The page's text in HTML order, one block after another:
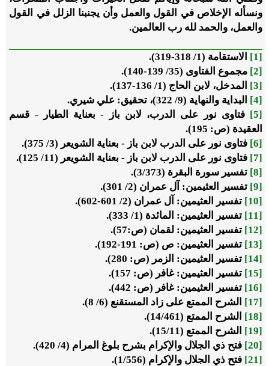
ونسأله الإخلاص في القول والعمل وأن يجنبنا الزلل في القول
والعمل، والحمد لله رب العالمين.
[1]
الاستقامة (1/ 318-319).
[2]
مجموع الفتاوى (35/ 139-140).
[3]
المدخل، لابن الحاج (1/ 136-137).
[4]
البداية والنهاية (9/ 322)، تحقيق: علي شيري.
[5]
فتاوى نور على الدرب، لابن باز - بعناية الطيار - قسم
العقيدة (ص: 195).
[6]
فتاوى نور على الدرب لابن باز - بعناية الشويعر (3/ 375).
[7]
فتاوى نور على الدرب لابن باز - بعناية الشويعر (11/ 125).
[8]
تفسير سورة البقرة (3/373).
[9]
تفسير العثيمين: آل عمران (2/ 301).
[10]
تفسير العثيمين: آل عمران (2/ 601-602).
[11]
تفسير العثيمين: المائدة (1/ 333).
[12]
تفسير العثيمين: لقمان (ص:57).
[13]
تفسير العثيمين: ص (ص: 191-192).
[14]
تفسير العثيمين: الزمر (ص: 280).
[15]
تفسير العثيمين: غافر (ص: 157).
[16]
تفسير العثيمين: غافر (ص: 442).
[17]
الشرح الممتع على زاد المستقنع (6/ 8).
[18]
الشرح الممتع (14/461).
[19]
الشرح الممتع (15/11).
[20]
فتح ذي الجلال والإكرام بشرح بلوغ المرام (4/ 420).
[21]
فتح ذي الجلال والإكرام (1/556).